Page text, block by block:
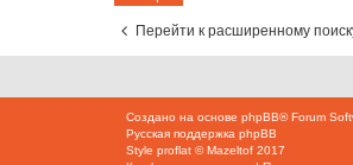
Перейти к расширенному
Создано на основе phpBB® Forum
Русская поддержка phpBB
Style proflat ©Mazeltof 2017